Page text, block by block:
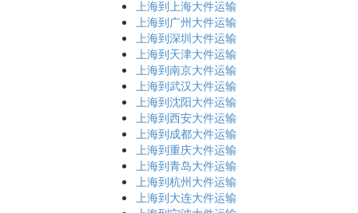
上海到上海大件运输
上海到广州大件运输
上海到深圳大件运输
上海到天津大件运输
上海到南京大件运输
上海到武汉大件运输
上海到沈阳大件运输
上海到西安大件运输
上海到成都大件运输
上海到重庆大件运输
上海到青岛大件运输
上海到杭州大件运输
上海到大连大件运输